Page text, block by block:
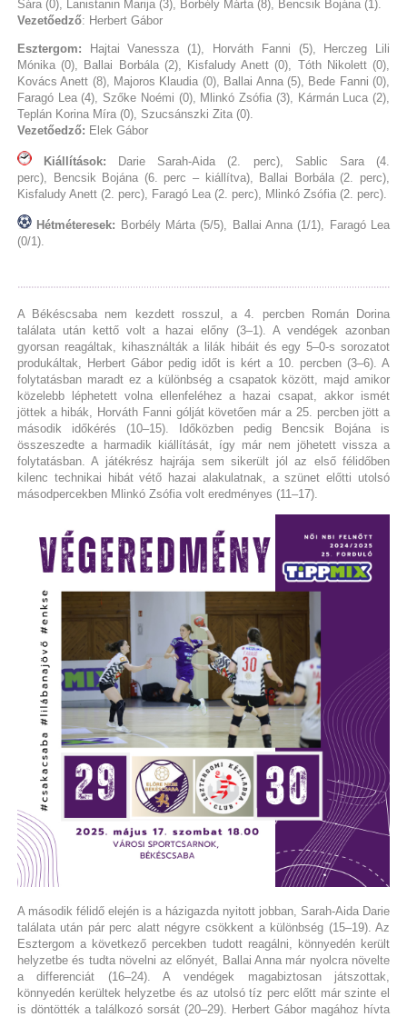
Sára (0), Lanistanin Marija (3), Borbély Márta (8), Bencsik Bojána (1).
Vezetőedző: Herbert Gábor
Esztergom: Hajtai Vanessza (1), Horváth Fanni (5), Herczeg Lili
Mónika (0), Ballai Borbála (2), Kisfaludy Anett (0), Tóth Nikolett (0),
Kovács Anett (8), Majoros Klaudia (0), Ballai Anna (5), Bede Fanni (0),
Faragó Lea (4), Szőke Noémi (0), Mlinkó Zsófia (3), Kármán Luca (2),
Teplán Korina Míra (0), Szucsánszki Zita (0).
Vezetőedző: Elek Gábor
Kiállítások: Darie Sarah-Aida (2. perc), Sablic Sara (4.
perc), Bencsik Bojána (6. perc – kiállítva), Ballai Borbála (2. perc),
Kisfaludy Anett (2. perc), Faragó Lea (2. perc), Mlinkó Zsófia (2. perc).
Hétméteresek: Borbély Márta (5/5), Ballai Anna (1/1), Faragó Lea
(0/1).
A Békéscsaba nem kezdett rosszul, a 4. percben Román Dorina
találata után kettő volt a hazai előny (3–1). A vendégek azonban
gyorsan reagáltak, kihasználták a lilák hibáit és egy 5–0-s sorozatot
produkáltak, Herbert Gábor pedig időt is kért a 10. percben (3–6). A
folytatásban maradt ez a különbség a csapatok között, majd amikor
közelebb léphetett volna ellenfeléhez a hazai csapat, akkor ismét
jöttek a hibák, Horváth Fanni gólját követően már a 25. percben jött a
második időkérés (10–15). Időközben pedig Bencsik Bojána is
összeszedte a harmadik kiállítását, így már nem jöhetett vissza a
folytatásban. A játékrész hajrája sem sikerült jól az első félidőben
kilenc technikai hibát vétő hazai alakulatnak, a szünet előtti utolsó
másodpercekben Mlinkó Zsófia volt eredményes (11–17).
A második félidő elején is a házigazda nyitott jobban, Sarah-Aida Darie
találata után pár perc alatt négyre csökkent a különbség (15–19). Az
Esztergom a következő percekben tudott reagálni, könnyedén került
helyzetbe és tudta növelni az előnyét, Ballai Anna már nyolcra növelte
a differenciát (16–24). A vendégek magabiztosan játszottak,
könnyedén kerültek helyzetbe és az utolsó tíz perc előtt már szinte el
is döntötték a találkozó sorsát (20–29). Herbert Gábor magához hívta